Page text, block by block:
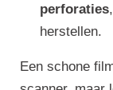
perforaties
herstellen.
Een schone